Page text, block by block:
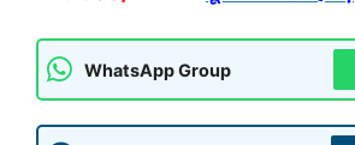
WhatsApp Group